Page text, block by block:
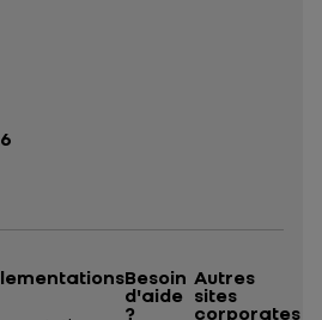
Besoin
d'aide
?
Autres
sites
corporates